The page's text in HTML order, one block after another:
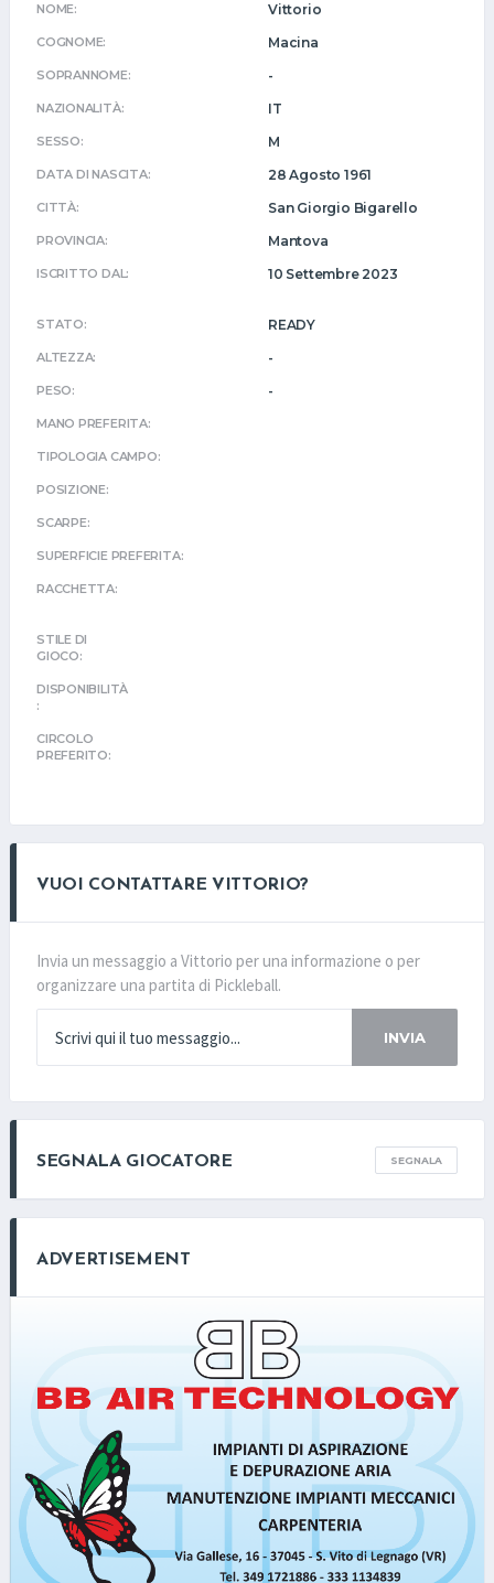
NOME: Vittorio
COGNOME: Macina
SOPRANNOME: -
NAZIONALITÀ: IT
SESSO: M
DATA DI NASCITA: 28 Agosto 1961
CITTÀ: San Giorgio Bigarello
PROVINCIA: Mantova
ISCRITTO DAL: 10 Settembre 2023
STATO: READY
ALTEZZA: -
PESO: -
MANO PREFERITA:
TIPOLOGIA CAMPO:
POSIZIONE:
SCARPE:
SUPERFICIE PREFERITA:
RACCHETTA:
STILE DI
GIOCO:
DISPONIBILITÀ
:
CIRCOLO
PREFERITO:
VUOI CONTATTARE VITTORIO?
Invia un messaggio a Vittorio per una informazione o per
organizzare una partita di Pickleball.
INVIA
SEGNALA GIOCATORE SEGNALA
ADVERTISEMENT